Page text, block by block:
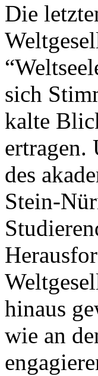
Die
sich
kalte
ertragen.
des
Stein-
hinaus
wie an